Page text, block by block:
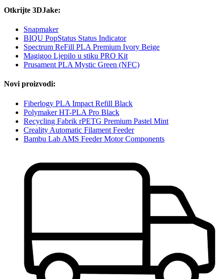
Otkrijte 3DJake:
Snapmaker
BIQU PopStatus Status Indicator
Spectrum ReFill PLA Premium Ivory Beige
Magigoo Ljepilo u stiku PRO Kit
Prusament PLA Mystic Green (NFC)
Novi proizvodi:
Fiberlogy PLA Impact Refill Black
Polymaker HT-PLA Pro Black
Recycling Fabrik rPETG Premium Pastel Mint
Creality Automatic Filament Feeder
Bambu Lab AMS Feeder Motor Components